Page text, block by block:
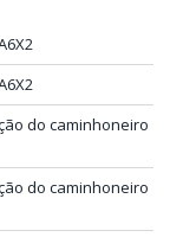
do caminhoneiro
do caminhoneiro